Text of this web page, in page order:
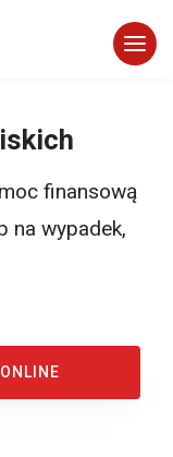
finansową
na wypadek,